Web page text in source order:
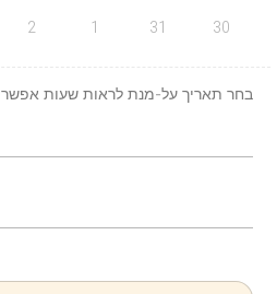
30
31
1
2
בחר תאריך על-מנת לראות שעות